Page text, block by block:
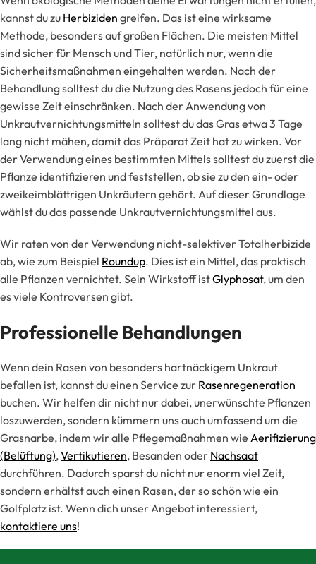
kannst du zu Herbiziden greifen. Das ist eine wirksame
Methode, besonders auf großen Flächen. Die meisten Mittel
sind sicher für Mensch und Tier, natürlich nur, wenn die
Sicherheitsmaßnahmen eingehalten werden. Nach der
Behandlung solltest du die Nutzung des Rasens jedoch für eine
gewisse Zeit einschränken. Nach der Anwendung von
Unkrautvernichtungsmitteln solltest du das Gras etwa 3 Tage
lang nicht mähen, damit das Präparat Zeit hat zu wirken. Vor
der Verwendung eines bestimmten Mittels solltest du zuerst die
Pflanze identifizieren und feststellen, ob sie zu den ein- oder
zweikeimblättrigen Unkräutern gehört. Auf dieser Grundlage
wählst du das passende Unkrautvernichtungsmittel aus.
Wir raten von der Verwendung nicht-selektiver Totalherbizide
ab, wie zum Beispiel Roundup. Dies ist ein Mittel, das praktisch
alle Pflanzen vernichtet. Sein Wirkstoff istGlyphosat, um den
es viele Kontroversen gibt.
Professionelle Behandlungen
Wenn dein Rasen von besonders hartnäckigem Unkraut
befallen ist, kannst du einen Service zur Rasenregeneration
buchen. Wir helfen dir nicht nur dabei, unerwünschte Pflanzen
loszuwerden, sondern kümmern uns auch umfassend um die
Grasnarbe, indem wir alle Pflegemaßnahmen wie Aerifizierung
(Belüftung),Vertikutieren, Besanden oder Nachsaat
durchführen. Dadurch sparst du nicht nur enorm viel Zeit,
sondern erhältst auch einen Rasen, der so schön wie ein
Golfplatz ist. Wenn dich unser Angebot interessiert,
kontaktiere uns!